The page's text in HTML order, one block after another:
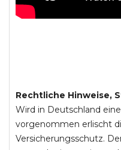
Rechtliche Hinweise,
Wird in Deutschland
vorgenommen erlischt
Versicherungsschutz.